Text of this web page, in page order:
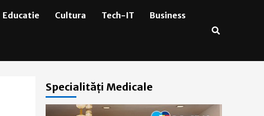
Educatie Cultura Tech-IT Business
Specialități Medicale